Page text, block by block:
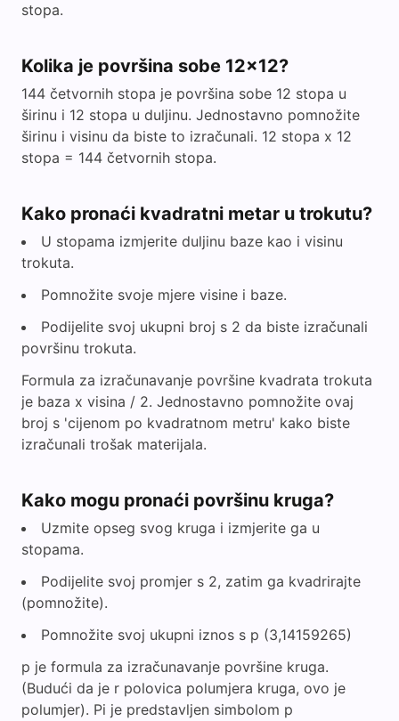
stopa.
Kolika je površina sobe 12x12?
144 četvornih stopa je površina sobe 12 stopa u
širinu i 12 stopa u duljinu. Jednostavno pomnožite
širinu i visinu da biste to izračunali. 12 stopa x 12
stopa = 144 četvornih stopa.
Kako pronaći kvadratni metar u trokutu?
U stopama izmjerite duljinu baze kao i visinu
trokuta.
Pomnožite svoje mjere visine i baze.
Podijelite svoj ukupni broj s 2 da biste izračunali
površinu trokuta.
Formula za izračunavanje površine kvadrata trokuta
je baza x visina / 2. Jednostavno pomnožite ovaj
broj s 'cijenom po kvadratnom metru' kako biste
izračunali trošak materijala.
Kako mogu pronaći površinu kruga?
Uzmite opseg svog kruga i izmjerite ga u
stopama.
Podijelite svoj promjer s 2, zatim ga kvadrirajte
(pomnožite).
Pomnožite svoj ukupni iznos s p (3,14159265)
p je formula za izračunavanje površine kruga.
(Budući da je r polovica polumjera kruga, ovo je
polumjer). Pi je predstavljen simbolom p